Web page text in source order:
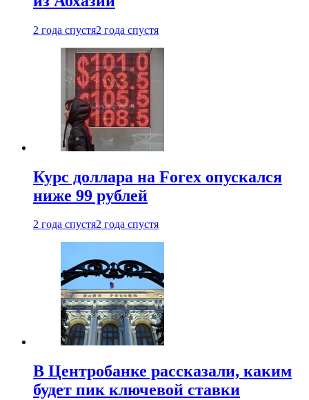
2 года спустя2 года спустя
Курс доллара на Forex опускался
ниже 99 рублей
2 года спустя2 года спустя
В Центробанке рассказали, каким
будет пик ключевой ставки